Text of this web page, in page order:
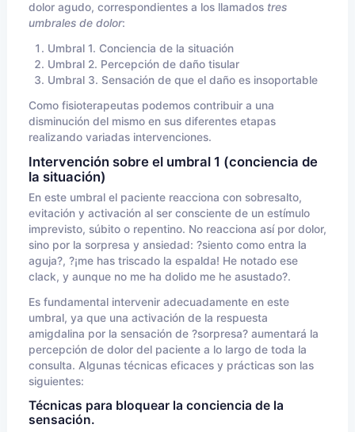
dolor agudo, correspondientes a los llamados tres
umbrales de dolor:
Umbral 1. Conciencia de la situación
Umbral 2. Percepción de daño tisular
Umbral 3. Sensación de que el daño es insoportable
Como fisioterapeutas podemos contribuir a una
disminución del mismo en sus diferentes etapas
realizando variadas intervenciones.
Intervención sobre el umbral 1 (conciencia de
la situación)
En este umbral el paciente reacciona con sobresalto,
evitación y activación al ser consciente de un estímulo
imprevisto, súbito o repentino. No reacciona así por dolor,
sino por la sorpresa y ansiedad: ?siento como entra la
aguja?, ?¡me has triscado la espalda! He notado ese
clack, y aunque no me ha dolido me he asustado?.
Es fundamental intervenir adecuadamente en este
umbral, ya que una activación de la respuesta
amigdalina por la sensación de ?sorpresa? aumentará la
percepción de dolor del paciente a lo largo de toda la
consulta. Algunas técnicas eficaces y prácticas son las
siguientes:
Técnicas para bloquear la conciencia de la
sensación.